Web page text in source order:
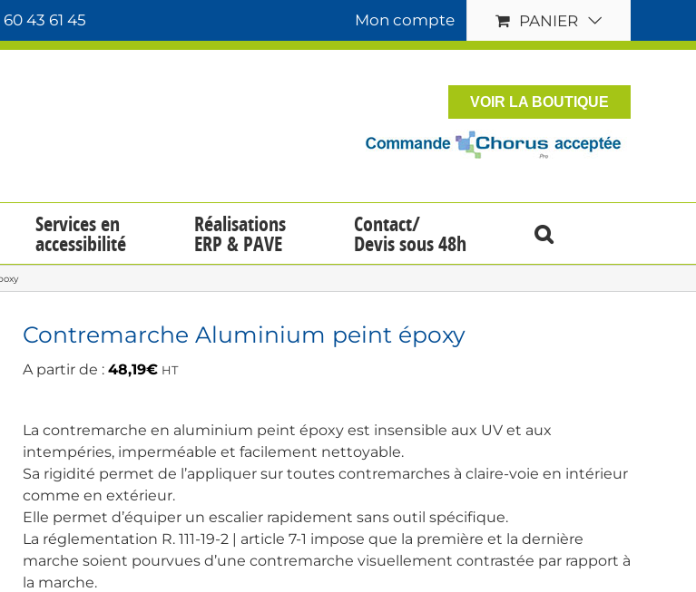
43 61 45 Mon compte PANIER
VOIR LA BOUTIQUE
Services en
accessibilité
Réalisations
ERP & PAVE
Contact/
Devis sous 48h
Contremarche Aluminium peint époxy
A partir de : 48,19€ HT
La contremarche en aluminium peint époxy est insensible aux UV et aux
intempéries, imperméable et facilement nettoyable.
Sa rigidité permet de l’appliquer sur toutes contremarches à claire-voie en intérieur
comme en extérieur.
Elle permet d’équiper un escalier rapidement sans outil spécifique.
La réglementation R. 111-19-2 | article 7-1 impose que la première et la dernière
marche soient pourvues d’une contremarche visuellement contrastée par rapport à
la marche.